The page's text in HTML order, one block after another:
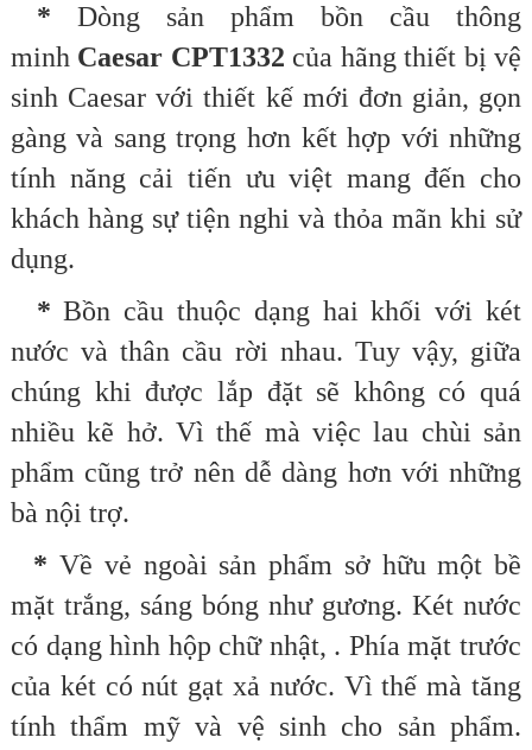
* Dòng sản phẩm bồn cầu thông
minh Caesar CPT1332 của hãng thiết bị vệ
sinh Caesar với thiết kế mới đơn giản, gọn
gàng và sang trọng hơn kết hợp với những
tính năng cải tiến ưu việt mang đến cho
khách hàng sự tiện nghi và thỏa mãn khi sử
dụng.
* Bồn cầu thuộc dạng hai khối với két
nước và thân cầu rời nhau. Tuy vậy, giữa
chúng khi được lắp đặt sẽ không có quá
nhiều kẽ hở. Vì thế mà việc lau chùi sản
phẩm cũng trở nên dễ dàng hơn với những
bà nội trợ.
* Về vẻ ngoài sản phẩm sở hữu một bề
mặt trắng, sáng bóng như gương.Két nước
có dạng hình hộp chữ nhật, . Phía mặt trước
của két có nút gạt xả nước. Vì thế mà tăng
tính thẩm mỹ và vệ sinh cho sản phẩm.